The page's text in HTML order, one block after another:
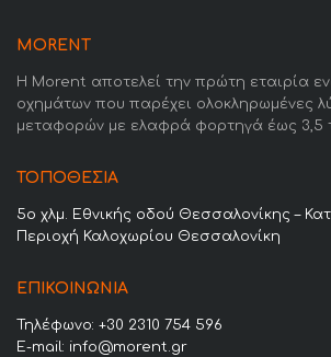
MORENT
Η Morent αποτελεί την πρώτη εταιρία
οχημάτων που παρέχει ολοκληρωμένες
μεταφορών με ελαφρά φορτηγά έως 3,5
ΤΟΠΟΘΕΣΊΑ
5o χλμ. Εθνικής οδού Θεσσαλονίκης –
Περιοχή Καλοχωρίου Θεσσαλονίκη
ΕΠΙΚΟΙΝΩΝΊΑ
Τηλέφωνο: +30 2310 754 596
E-mail: info@morent.gr